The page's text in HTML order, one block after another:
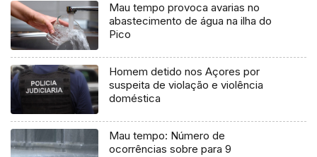
Mau tempo provoca avarias no
abastecimento de água na ilha do
Pico
Homem detido nos Açores por
suspeita de violação e violência
doméstica
Mau tempo: Número de
ocorrências sobre para 9